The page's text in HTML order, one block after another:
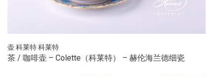
壶科莱特科莱特
茶 / 咖啡壶 – Colette（科莱特） – 赫伦海兰德细瓷